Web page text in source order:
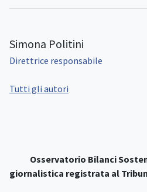
Simona Politini
Direttrice responsabile
Tutti gli autori
Osservatorio Bilanci
giornalistica registrata al